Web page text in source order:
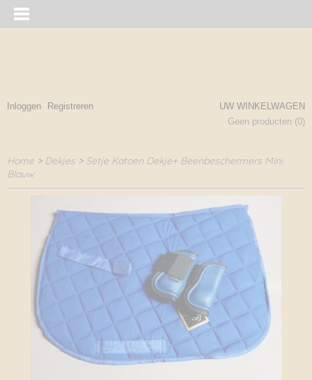
Inloggen Registreren
UW WINKELWAGEN
Geen producten (0)
Home > Dekjes > Setje Katoen Dekje+ Beenbeschermers Mini
Blauw